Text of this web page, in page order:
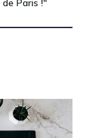
Paris !"